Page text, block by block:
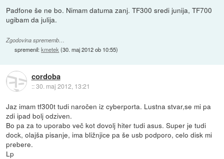
Padfone še ne bo. Nimam datuma zanj. TF300 sredi junija, TF700
ugibam da julija.
Zgodovina sprememb…
spremenil:kmetek (30. maj 2012 ob 10:55)
cordoba
::30. maj 2012, 13:21
Jaz imam tf300t tudi naročen iz cyberporta. Lustna stvar,se mi pa
zdi ipad bolj odziven.
Bo pa za to uporabo več kot dovolj hiter tudi asus. Super je tudi
dock, olajša pisanje, ima bližnjice pa še usb podporo, celo disk mi
prebere.
Lp